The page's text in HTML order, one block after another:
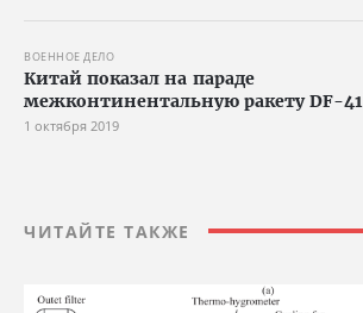
ВОЕННОЕ ДЕЛО
Китай показал на параде
межконтинентальную ракету DF-41
1 октября 2019
ЧИТАЙТЕ ТАКЖЕ